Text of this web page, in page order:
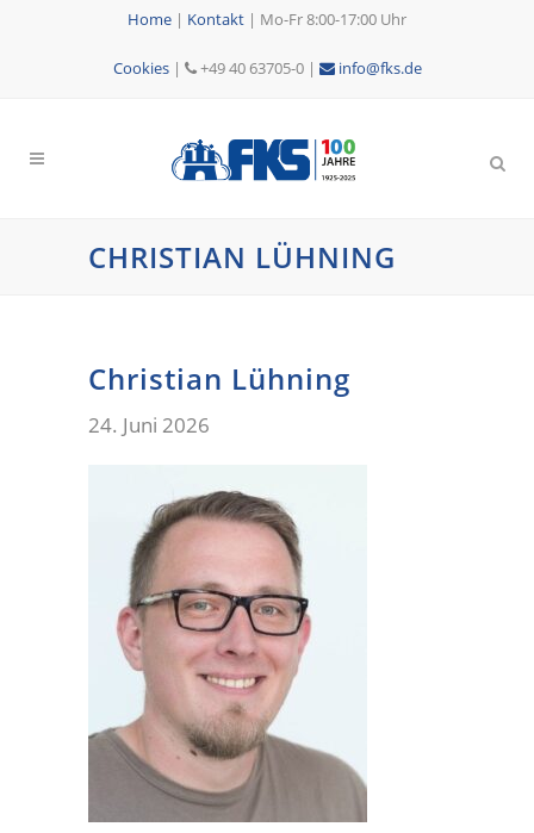
Home | Kontakt | Mo-Fr 8:00-17:00 Uhr
Cookies| +49 40 63705-0 | info@fks.de
CHRISTIAN LÜHNING
Christian Lühning
24. Juni 2026